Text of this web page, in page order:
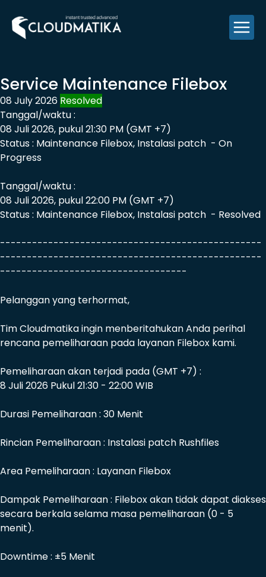
content
Service Maintenance Filebox
08 July 2026 Resolved
Tanggal/waktu :
08 Juli 2026, pukul 21:30 PM (GMT +7)
Status : Maintenance Filebox, Instalasi patch - On
Progress
Tanggal/waktu :
08 Juli 2026, pukul 22:00 PM (GMT +7)
Status : Maintenance Filebox, Instalasi patch - Resolved
-------------------------------------------------
-------------------------------------------------
-----------------------------------
Pelanggan yang terhormat,
Tim Cloudmatika ingin menberitahukan Anda perihal
rencana pemeliharaan pada layanan Filebox kami.
Pemeliharaan akan terjadi pada (GMT +7) :
8 Juli 2026 Pukul 21:30 - 22:00 WIB
Durasi Pemeliharaan : 30 Menit
Rincian Pemeliharaan : Instalasi patch Rushfiles
Area Pemeliharaan : Layanan Filebox
Dampak Pemeliharaan : Filebox akan tidak dapat diakses
secara berkala selama masa pemeliharaan (0 - 5
menit).
Downtime : ±5 Menit